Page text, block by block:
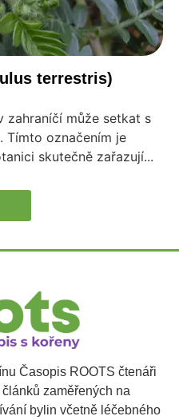
terrestris)
zahraníčí může setkat s
Tímto označením je
skutečně zařazují...
Časopis ROOTS čtenáři
zaměřených na
bylin včetně léčebného